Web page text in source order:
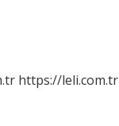
https://leli.com.tr